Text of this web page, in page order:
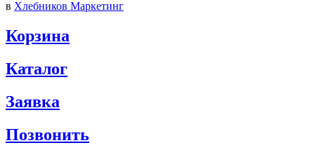
в Хлебников Маркетинг
Корзина
Каталог
Заявка
Позвонить